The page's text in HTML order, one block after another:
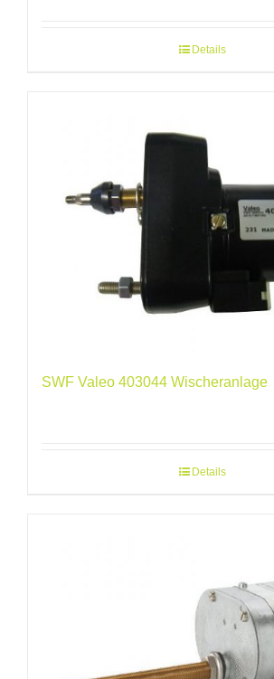
Details
SWF Valeo 403044 Wischeranlage
Details